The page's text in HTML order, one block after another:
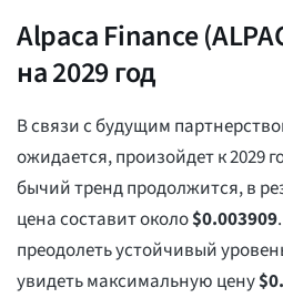
Alpaca Finance
на 2029 год
В связи с будущим
ожидается, произойдет к 2029
бычий тренд продолжится, в
цена составит около$0.003909
преодолеть устойчивый
увидеть максимальную цену$